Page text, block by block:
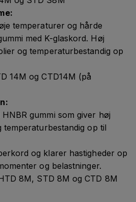
temperaturer og hårde
med K-glaskord. Høj
og temperaturbestandig op
14M og CTD14M (på
gummi som giver høj
temperaturbestandig op til
og klarer hastigheder op
og belastninger.
8M, STD 8M og CTD 8M